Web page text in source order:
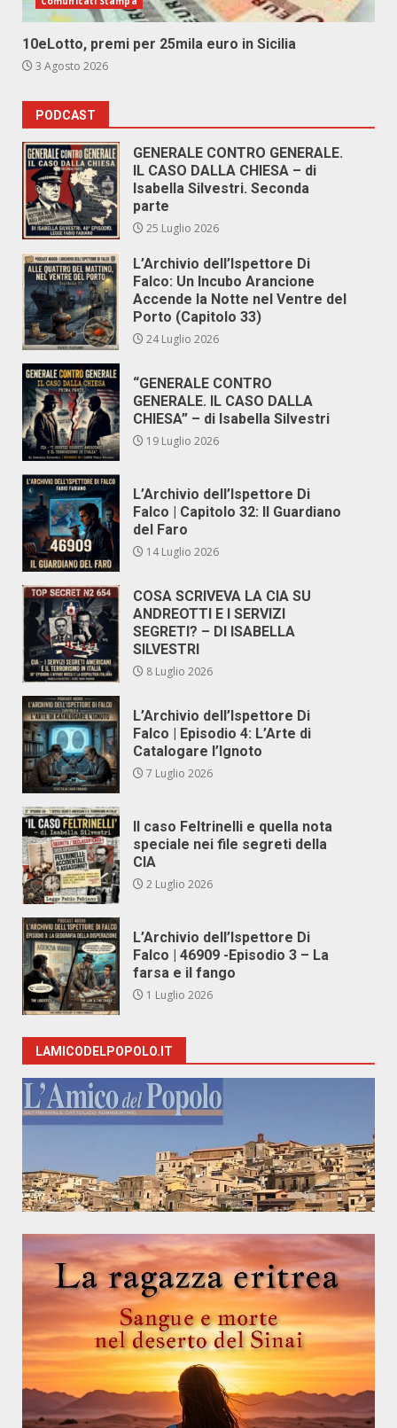
10eLotto, premi per 25mila euro in Sicilia
3 Agosto 2026
PODCAST
GENERALE CONTRO GENERALE.
IL CASO DALLA CHIESA – di
Isabella Silvestri. Seconda
parte
25 Luglio 2026
L’Archivio dell’Ispettore Di
Falco: Un Incubo Arancione
Accende la Notte nel Ventre del
Porto (Capitolo 33)
24 Luglio 2026
“GENERALE CONTRO
GENERALE. IL CASO DALLA
CHIESA” – di Isabella Silvestri
19 Luglio 2026
L’Archivio dell’Ispettore Di
Falco | Capitolo 32: Il Guardiano
del Faro
14 Luglio 2026
COSA SCRIVEVA LA CIA SU
ANDREOTTI E I SERVIZI
SEGRETI? – DI ISABELLA
SILVESTRI
8 Luglio 2026
L’Archivio dell’Ispettore Di
Falco | Episodio 4: L’Arte di
Catalogare l’Ignoto
7 Luglio 2026
Il caso Feltrinelli e quella nota
speciale nei file segreti della
CIA
2 Luglio 2026
L’Archivio dell’Ispettore Di
Falco | 46909 -Episodio 3 – La
farsa e il fango
1 Luglio 2026
LAMICODELPOPOLO.IT